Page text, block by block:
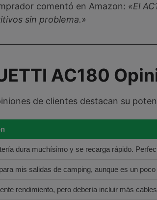
comentó en Amazon: «El
sin problema.»
AC180
de clientes destacan su
dura muchísimo y se recarga rápido.
mis salidas de camping, aunque es un
rendimiento, pero debería incluir más